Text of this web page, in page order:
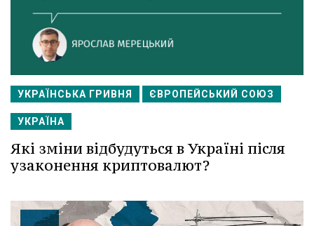
УКРАЇНСЬКА ГРИВНЯ ЄВРОПЕЙСЬКИЙ СОЮЗ
УКРАЇНА
Які зміни відбудуться в Україні після
узаконення криптовалют?